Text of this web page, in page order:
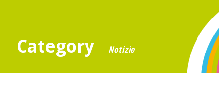
Category Notizie